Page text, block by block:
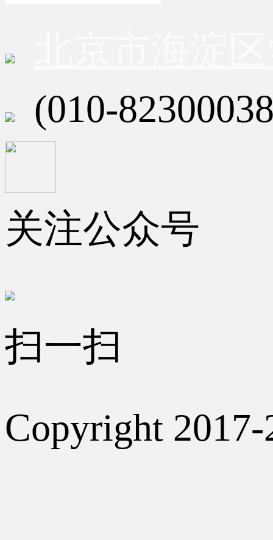
(010-
关注公众号
扫一扫
Copyright